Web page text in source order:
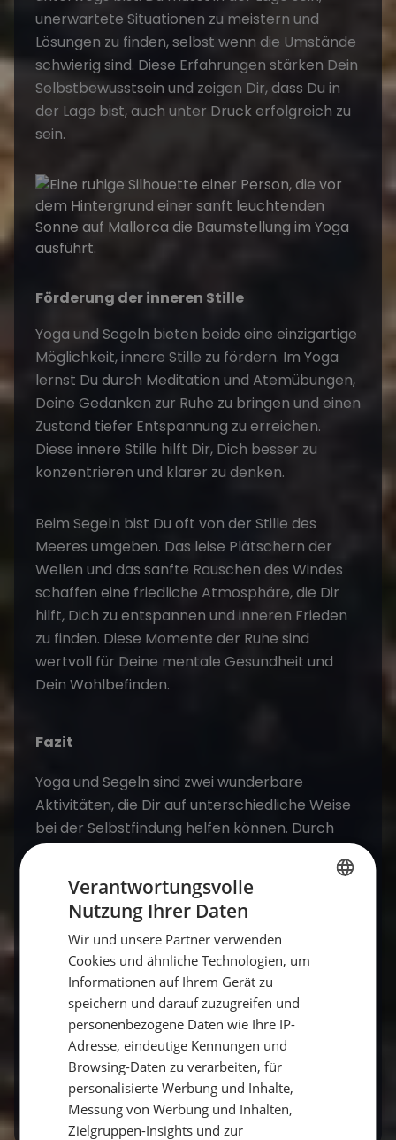
unerwartete Situationen zu meistern und
Lösungen zu finden, selbst wenn die Umstände
schwierig sind. Diese Erfahrungen stärken Dein
Selbstbewusstsein und zeigen Dir, dass Du in
der Lage bist, auch unter Druck erfolgreich zu
sein.
Förderung der inneren Stille
Yoga und Segeln bieten beide eine einzigartige
Möglichkeit, innere Stille zu fördern. Im Yoga
lernst Du durch Meditation und Atemübungen,
Deine Gedanken zur Ruhe zu bringen und einen
Zustand tiefer Entspannung zu erreichen.
Diese innere Stille hilft Dir, Dich besser zu
konzentrieren und klarer zu denken.
Beim Segeln bist Du oft von der Stille des
Meeres umgeben. Das leise Plätschern der
Wellen und das sanfte Rauschen des Windes
schaffen eine friedliche Atmosphäre, die Dir
hilft, Dich zu entspannen und inneren Frieden
zu finden. Diese Momente der Ruhe sind
wertvoll für Deine mentale Gesundheit und
Dein Wohlbefinden.
Fazit
Yoga und Segeln sind zwei wunderbare
Aktivitäten, die Dir auf unterschiedliche Weise
bei der Selbstfindung helfen können. Durch
Selbstreflexion, die Überwindung von Grenzen,
Förderung innerer Stille bieten sie Dir wertvolle
Werkzeuge, um Dein persönliches Wachstum
zu unterstützen und Dein Selbstbewusstsein zu
stärken. Also, warum nicht beides
ausprobieren und sehen, wohin die
führt?
Verfasst und veröffentlicht von Julia am 2.
August 2024
Verantwortungsvolle
Nutzung Ihrer Daten
Wir und unsere Partner verwenden
Cookies und ähnliche Technologien, um
Informationen auf Ihrem Gerät zu
speichern und darauf zuzugreifen und
personenbezogene Daten wie Ihre IP-
Adresse, eindeutige Kennungen und
Browsing-Daten zu verarbeiten, für
personalisierte Werbung und Inhalte,
Messung von Werbung und Inhalten,
Zielgruppen-Insights und zur